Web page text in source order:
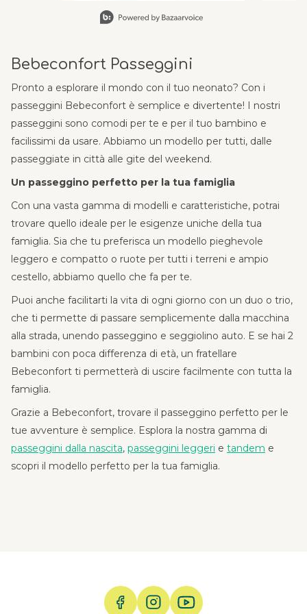
Bebeconfort Passeggini
Pronto a esplorare il mondo con il tuo neonato? Con i
passeggini Bebeconfort è semplice e divertente! I nostri
passeggini sono comodi per te e per il tuo bambino e
facilissimi da usare. Abbiamo un modello per tutti, dalle
passeggiate in città alle gite del weekend.
Un passeggino perfetto per la tua famiglia
Con una vasta gamma di modelli e caratteristiche, potrai
trovare quello ideale per le esigenze uniche della tua
famiglia. Sia che tu preferisca un modello pieghevole
leggero e compatto o ruote per tutti i terreni e ampio
cestello, abbiamo quello che fa per te.
Puoi anche facilitarti la vita di ogni giorno con un duo o trio,
che ti permette di passare semplicemente dalla macchina
alla strada, unendo passeggino e seggiolino auto. E se hai 2
bambini con poca differenza di età, un fratellare
Bebeconfort ti permetterà di uscire facilmente con tutta la
famiglia.
Grazie a Bebeconfort, trovare il passeggino perfetto per le
tue avventure è semplice. Esplora la nostra gamma di
passeggini dalla nascita, passeggini leggeri e tandem e
scopri il modello perfetto per la tua famiglia.